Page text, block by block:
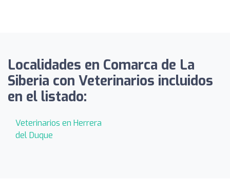
Localidades en Comarca de La
Siberia con Veterinarios incluidos
en el listado:
Veterinarios en Herrera
del Duque